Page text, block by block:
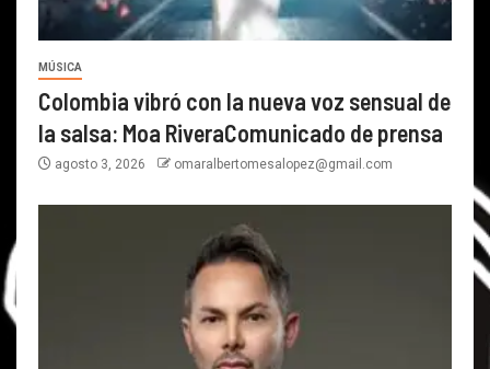
MÚSICA
Colombia vibró con la nueva voz sensual de
la salsa: Moa RiveraComunicado de prensa
agosto 3, 2026 omaralbertomesalopez@gmail.com